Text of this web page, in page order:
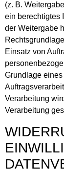
(z. B.
ein berechtigtes
der Weitergabe
Einsatz von
Grundlage
Verarbeitung
Verarbeitung